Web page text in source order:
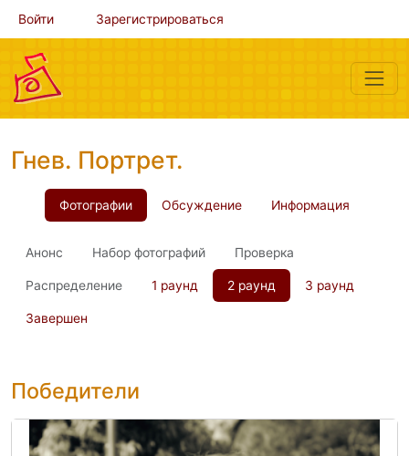
Войти Зарегистрироваться
Гнев. Портрет.
Фотографии Обсуждение Информация
Анонс Набор фотографий Проверка
Распределение 1 раунд 2 раунд 3 раунд
Завершен
Победители